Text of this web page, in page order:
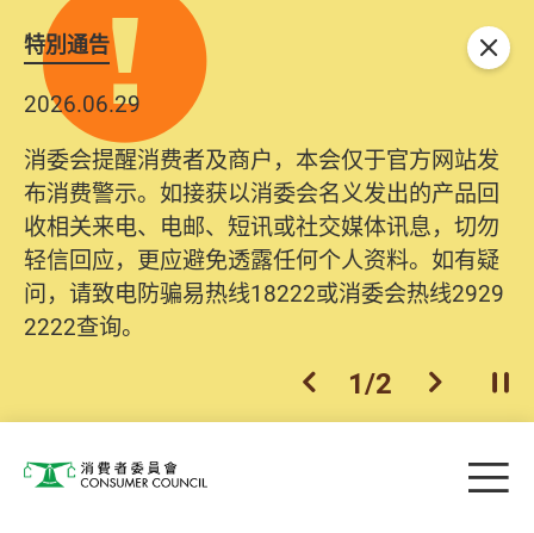
特別通告
2026.06.29
消委会提醒消费者及商户，本会仅于官方网站发
布消费警示。如接获以消委会名义发出的产品回
收相关来电、电邮、短讯或社交媒体讯息，切勿
轻信回应，更应避免透露任何个人资料。如有疑
问，请致电防骗易热线18222或消委会热线2929
2222查询。
上一个
1/2 下一个开
关闭
消费者委员会 目